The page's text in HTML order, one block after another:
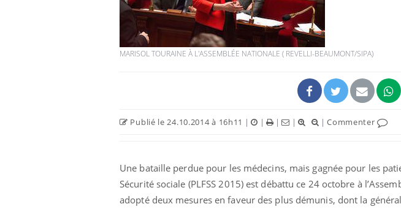
MARISOL TOURAINE À L'ASSEMBLÉE NATIONALE ( REVELLI-BEAUMONT/SIPA)
Publié le 24.10.2014 à 16h11 | | | | |Commenter
Une bataille perdue pour les médecins, mais gagnée pour les
Sécurité sociale (PLFSS 2015) est débattu ce 24 octobre à
adopté deux mesures en faveur des plus démunis, dont la
Hantavirus : un cas
détecté chez un touriste
Grossesse à risque : ce jus
naturel attire l'attention
empiète de plus
sur nos soirées
Cancer
stratégie simple